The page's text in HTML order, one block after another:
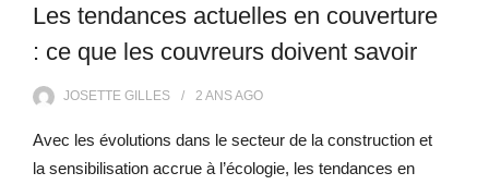
Les tendances actuelles en couverture
: ce que les couvreurs doivent savoir
JOSETTE GILLES 2 ANSAGO
Avec les évolutions dans le secteur de la construction et
la sensibilisation accrue à l’écologie, les tendances en